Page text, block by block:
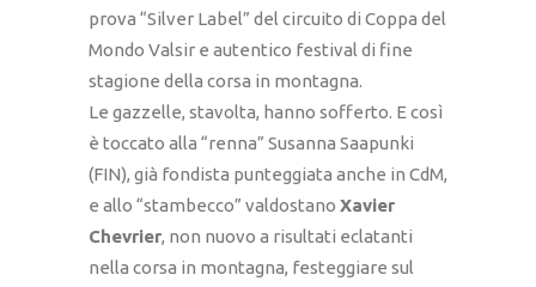
prova “Silver Label” del circuito di Coppa del
Mondo Valsir e autentico festival di fine
stagione della corsa in montagna.
Le gazzelle, stavolta, hanno sofferto. E così
è toccato alla “renna” Susanna Saapunki
(FIN), già fondista punteggiata anche in CdM,
e allo “stambecco” valdostano Xavier
Chevrier, non nuovo a risultati eclatanti
nella corsa in montagna, festeggiare sul